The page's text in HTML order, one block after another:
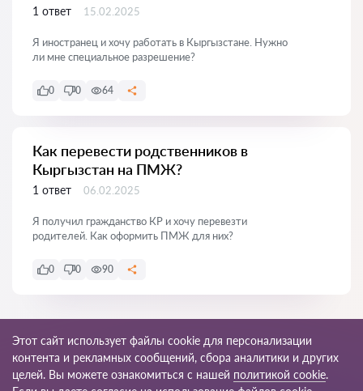
1 ответ 15.02.2025
Я иностранец и хочу работать в Кыргызстане. Нужно
ли мне специальное разрешение?
0 0 64
Как перевести родственников в
Кыргызстан на ПМЖ?
1 ответ 06.02.2025
Я получил гражданство КР и хочу перевезти
родителей. Как оформить ПМЖ для них?
0 0 90
Этот сайт использует файлы cookie для персонализации
контента и рекламных сообщений, сбора аналитики и других
целей. Вы можете ознакомиться с нашей политикой cookie.